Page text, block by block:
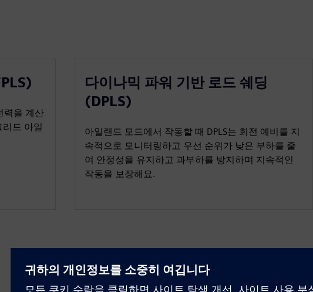
력을 계산
드 아일
다이나믹 파워 기반 로드 쉐딩
(DPLS)
아일랜드 모드에서 작동할 때 DPLS는 회전 예비를 지
속적으로 모니터링하고 우선 순위가 낮은 부하를 줄
여 안정성을 유지하고 과부하를 방지하며 지속적인
작동을 보장해요.